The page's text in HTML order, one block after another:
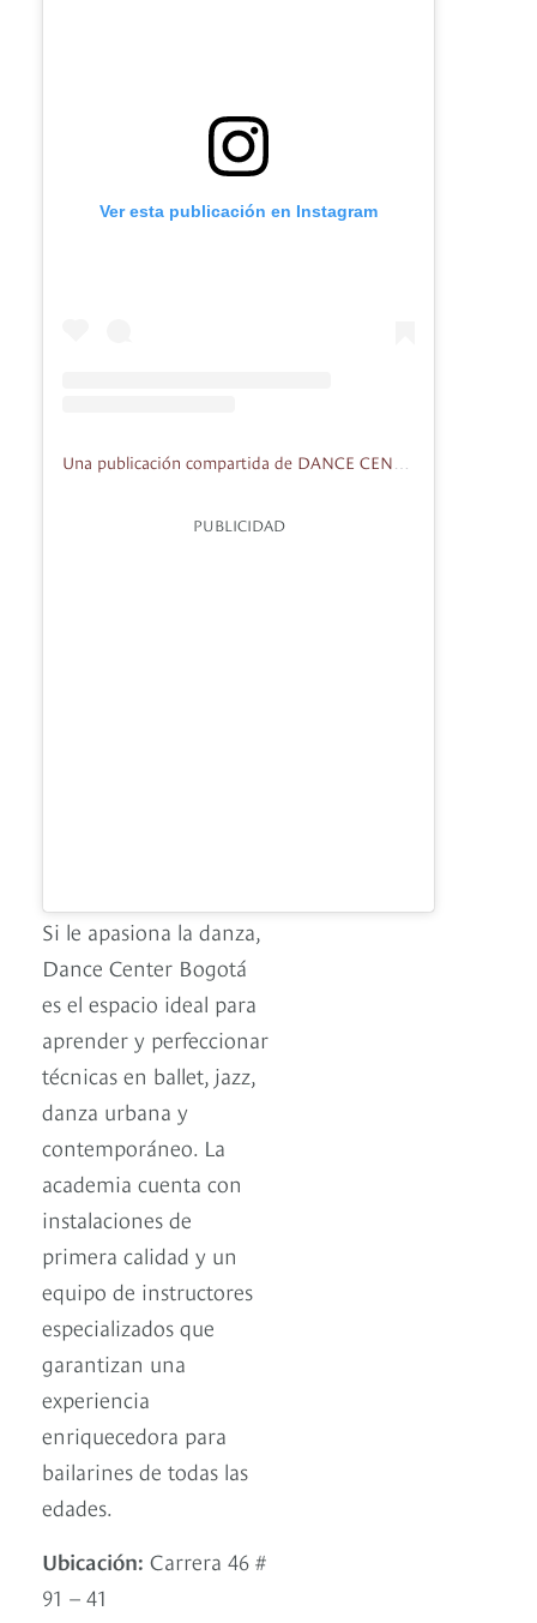
Ver esta publicación en Instagram
Una publicación compartida de DANCE CENTER BOGOTA (@dancecenterbogota)
PUBLICIDAD
Si le apasiona la danza,
Dance Center Bogotá
es el espacio ideal para
aprender y perfeccionar
técnicas en ballet, jazz,
danza urbana y
contemporáneo. La
academia cuenta con
instalaciones de
primera calidad y un
equipo de instructores
especializados que
garantizan una
experiencia
enriquecedora para
bailarines de todas las
edades.
Ubicación: Carrera 46 #
91 – 41